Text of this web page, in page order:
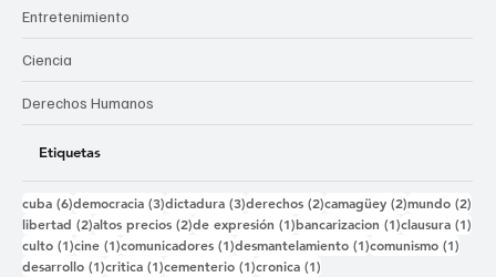
Entretenimiento
Ciencia
Derechos Humanos
Etiquetas
cuba (6)6 entradas
democracia (3)3 entradas
dictadura (3)3 entradas
derechos (2)2 entradas
camagüey (2)2 entradas
mundo (2)
libertad (2)2 entradas
altos precios (2)2 entradas
de expresión (1)1 entrada
bancarizacion (1)1 entrada
clausura (1)
culto (1)1 entrada
cine (1)1 entrada
comunicadores (1)1 entrada
desmantelamiento (1)1 entrada
comunismo (1)
desarrollo (1)1 entrada
critica (1)1 entrada
cementerio (1)1 entrada
cronica (1)